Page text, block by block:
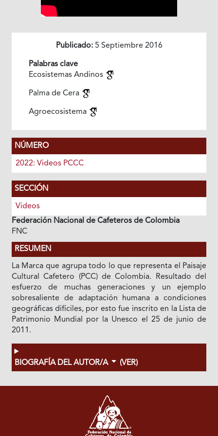
Publicado:5 Septiembre 2016
Palabras clave
Ecosistemas Andinos
Palma de Cera
Agroecosistema
NÚMERO
2022: Videos PCCC
SECCIÓN
Videos
Federación Nacional de Cafeteros de Colombia
FNC
RESUMEN
La Marca que agrupa todo lo que representa el Paisaje
Cultural Cafetero (PCC) de Colombia. Resultado del
esfuerzo de muchas generaciones y un ejemplo
sobresaliente de adaptación humana a condiciones
geográficas difíciles, por esto fue inscrito en la Lista de
Patrimonio Mundial por la Unesco el 25 de junio de
2011.
BIOGRAFÍA DEL AUTOR/A (VER)